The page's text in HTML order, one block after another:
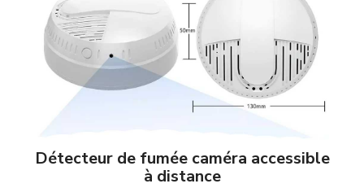
Détecteur de fumée caméra accessible
à distance